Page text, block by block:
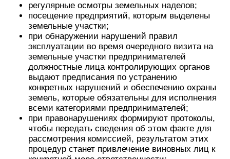
регулярные осмотры земельных наделов;
посещение предприятий, которым выделены
земельные участки;
при обнаружении нарушений правил
эксплуатации во время очередного визита на
земельные участки предпринимателей
должностные лица контролирующих органов
выдают предписания по устранению
конкретных нарушений и обеспечению охраны
земель, которые обязательны для исполнения
всеми категориями предпринимателей;
при правонарушениях формируют протоколы,
чтобы передать сведения об этом факте для
рассмотрения комиссией, результатом этих
процедур станет привлечение виновных лиц к